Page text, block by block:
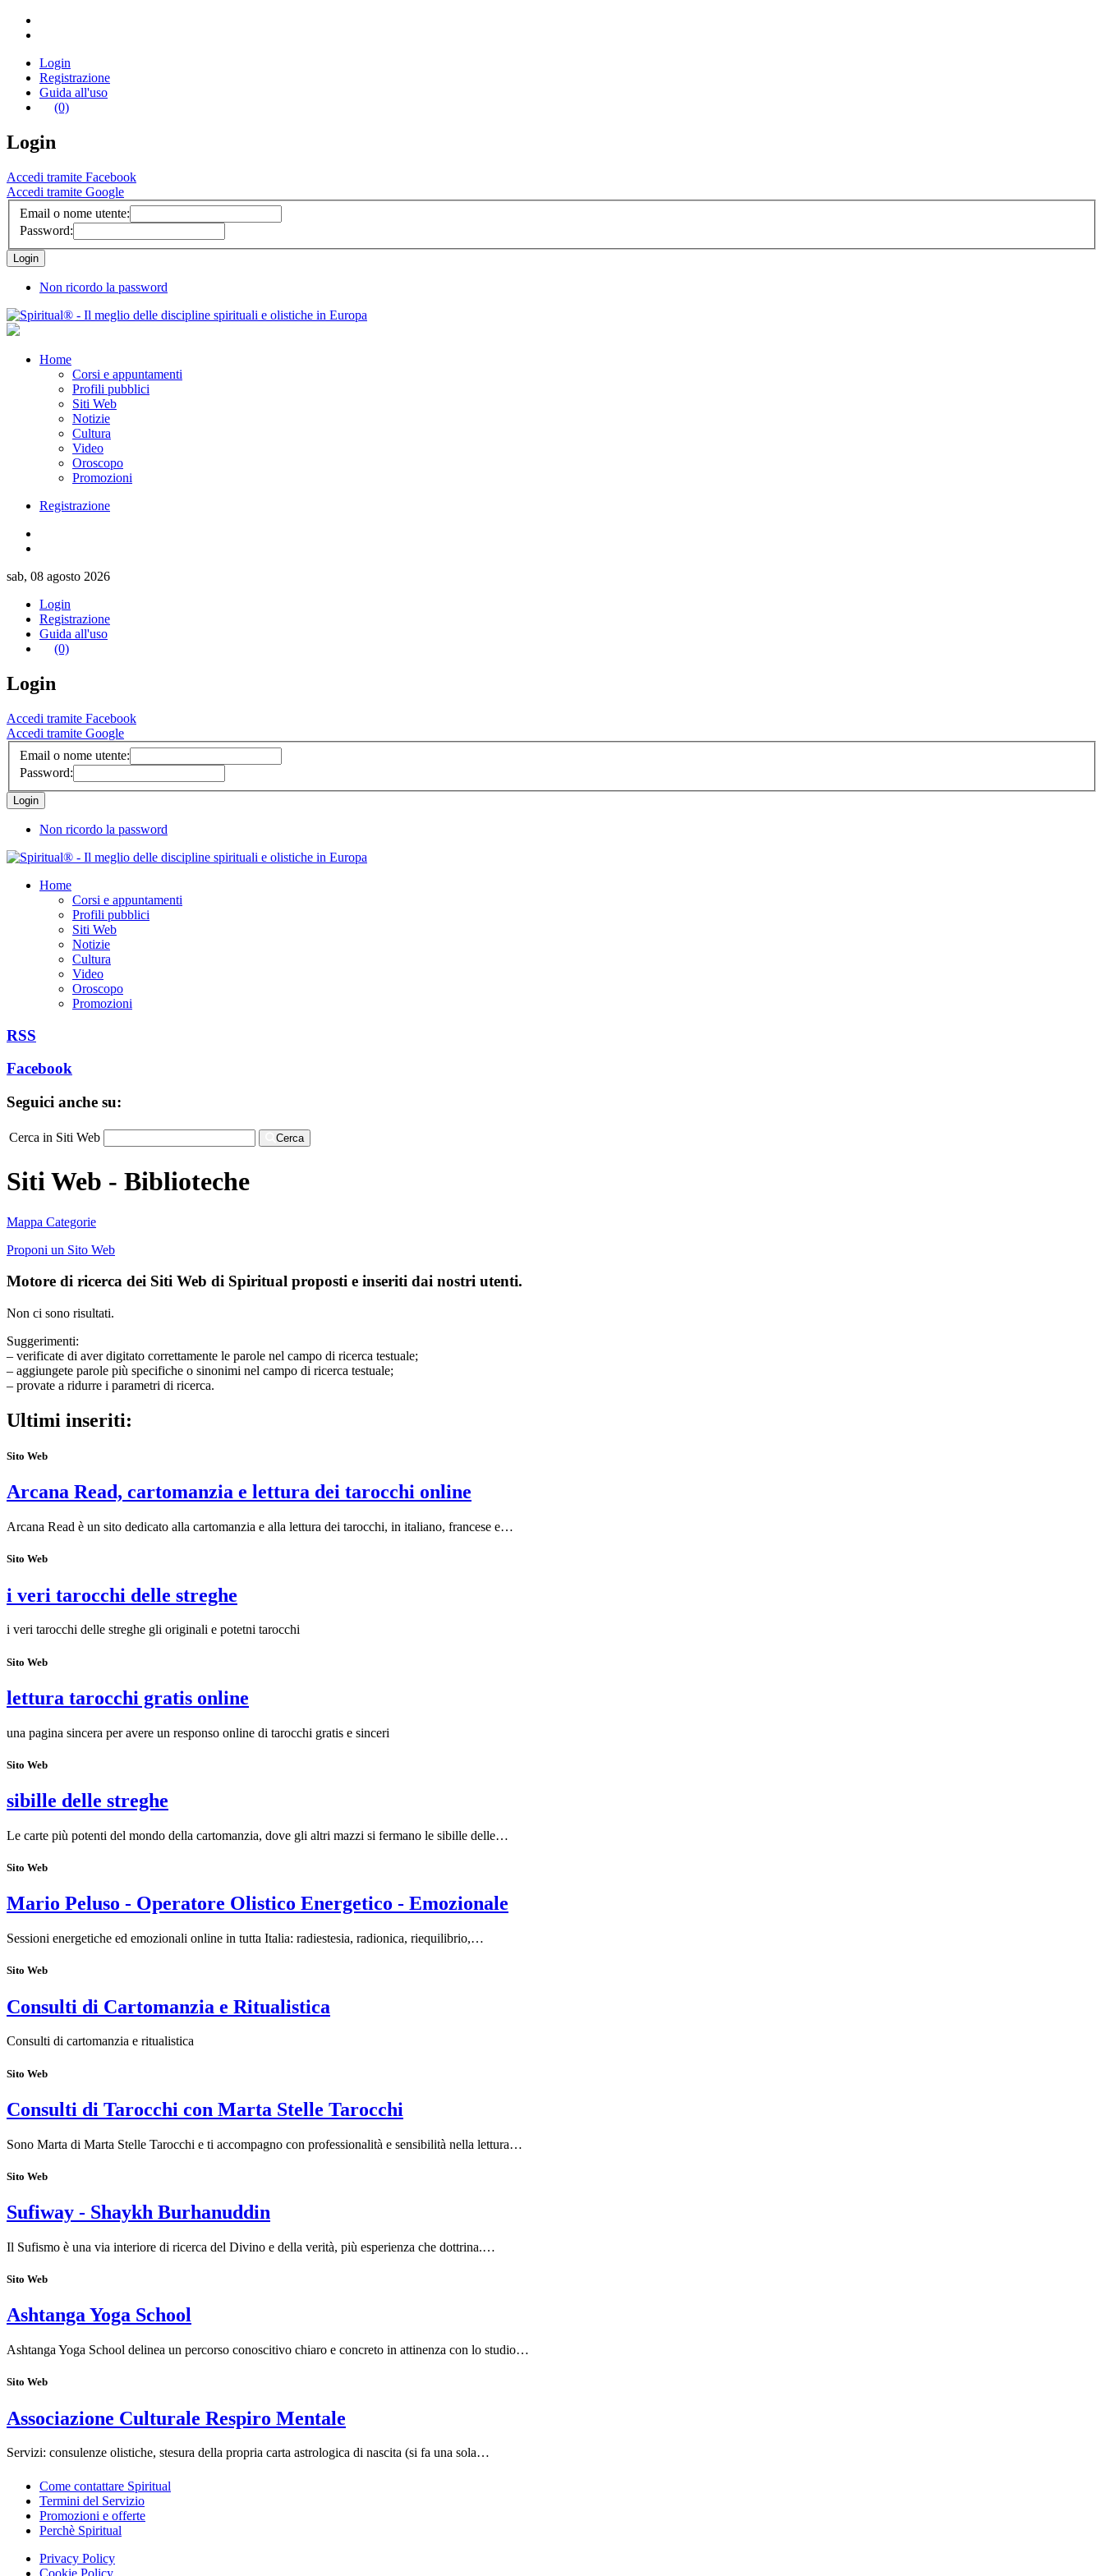
Login
Registrazione
Guida all'uso
(0)
Login
Accedi tramite Facebook
Accedi tramite Google
Email o nome utente:
Password:
Non ricordo la password
Home
Corsi e appuntamenti
Profili pubblici
Siti Web
Notizie
Cultura
Video
Oroscopo
Promozioni
Registrazione
sab, 08 agosto 2026
Login
Registrazione
Guida all'uso
(0)
Login
Accedi tramite Facebook
Accedi tramite Google
Email o nome utente:
Password:
Non ricordo la password
Home
Corsi e appuntamenti
Profili pubblici
Siti Web
Notizie
Cultura
Video
Oroscopo
Promozioni
RSS
Facebook
Seguici anche su:
Cerca in Siti Web Cerca
Siti Web - Biblioteche
Mappa Categorie
Proponi un Sito Web
Motore di ricerca dei Siti Web di Spiritual proposti e inseriti dai nostri utenti.
Non ci sono risultati.
Suggerimenti:
– verificate di aver digitato correttamente le parole nel campo di ricerca testuale;
– aggiungete parole più specifiche o sinonimi nel campo di ricerca testuale;
– provate a ridurre i parametri di ricerca.
Ultimi inseriti:
Sito Web
Arcana Read, cartomanzia e lettura dei tarocchi online
Arcana Read è un sito dedicato alla cartomanzia e alla lettura dei tarocchi, in italiano, francese e…
Sito Web
i veri tarocchi delle streghe
i veri tarocchi delle streghe gli originali e potetni tarocchi
Sito Web
lettura tarocchi gratis online
una pagina sincera per avere un responso online di tarocchi gratis e sinceri
Sito Web
sibille delle streghe
Le carte più potenti del mondo della cartomanzia, dove gli altri mazzi si fermano le sibille delle…
Sito Web
Mario Peluso - Operatore Olistico Energetico - Emozionale
Sessioni energetiche ed emozionali online in tutta Italia: radiestesia, radionica, riequilibrio,…
Sito Web
Consulti di Cartomanzia e Ritualistica
Consulti di cartomanzia e ritualistica
Sito Web
Consulti di Tarocchi con Marta Stelle Tarocchi
Sono Marta di Marta Stelle Tarocchi e ti accompagno con professionalità e sensibilità nella lettura…
Sito Web
Sufiway - Shaykh Burhanuddin
Il Sufismo è una via interiore di ricerca del Divino e della verità, più esperienza che dottrina.…
Sito Web
Ashtanga Yoga School
Ashtanga Yoga School delinea un percorso conoscitivo chiaro e concreto in attinenza con lo studio…
Sito Web
Associazione Culturale Respiro Mentale
Servizi: consulenze olistiche, stesura della propria carta astrologica di nascita (si fa una sola…
Come contattare Spiritual
Termini del Servizio
Promozioni e offerte
Perchè Spiritual
Privacy Policy
Cookie Policy